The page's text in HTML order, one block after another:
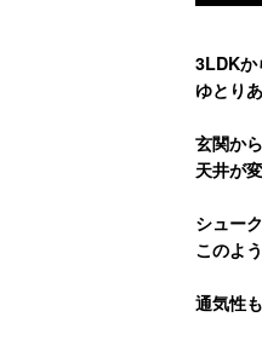
3LDKか
ゆとり
玄関か
天井が
シュー
このよ
通気性